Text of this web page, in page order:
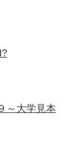
～大学見本